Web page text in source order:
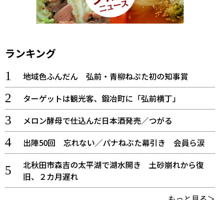
ランキング
地域色ふんだん 弘前・青柳ねぷた初の知事賞
ターゲットは観光客、鍛冶町に「弘前横丁」
メロン酵母で仕込んだ日本酒発売／つがる
出陣50回 忘れない／パナねぶた幕引き 会員ら涙
北秋田市森吉の太平湖で湖水開き 土砂崩れから復
旧、２カ月遅れ